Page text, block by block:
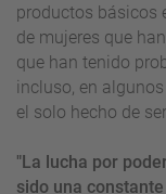
productos básicos
de mujeres que
que han tenido
incluso, en
el solo hecho de
"La lucha por
sido una